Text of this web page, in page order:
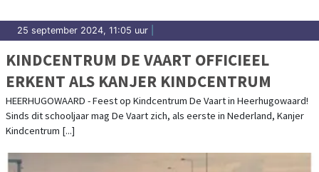
25 september 2024, 11:05 uur
KINDCENTRUM DE VAART OFFICIEEL
ERKENT ALS KANJER KINDCENTRUM
HEERHUGOWAARD - Feest op Kindcentrum De Vaart in Heerhugowaard!
Sinds dit schooljaar mag De Vaart zich, als eerste in Nederland, Kanjer
Kindcentrum [...]